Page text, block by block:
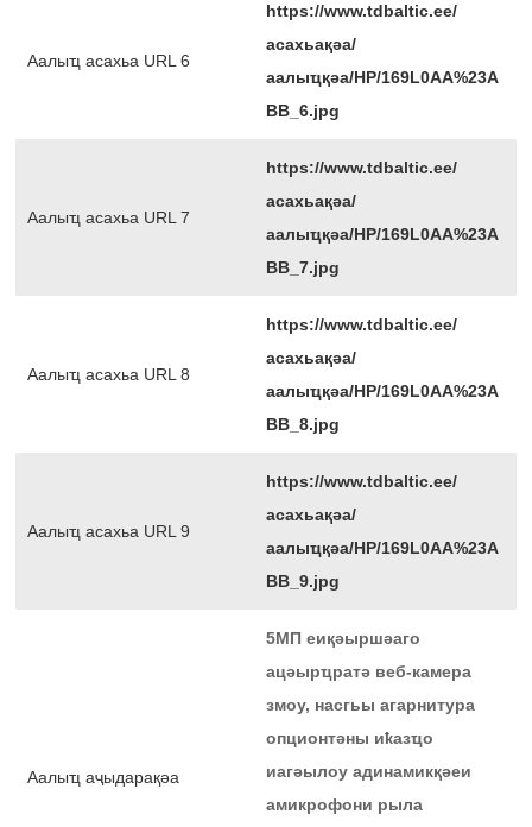
Аалыҵ асахьа URL 6
https://www.tdbaltic.ee/
асахьақәа/
аалыҵқәа/HP/169L0AA%23A
BB_6.jpg
Аалыҵ асахьа URL 7
https://www.tdbaltic.ee/
асахьақәа/
аалыҵқәа/HP/169L0AA%23A
BB_7.jpg
Аалыҵ асахьа URL 8
https://www.tdbaltic.ee/
асахьақәа/
аалыҵқәа/HP/169L0AA%23A
BB_8.jpg
Аалыҵ асахьа URL 9
https://www.tdbaltic.ee/
асахьақәа/
аалыҵқәа/HP/169L0AA%23A
BB_9.jpg
Аалыҵ аҷыдарақәа
5МП еиқәыршәаго
ацәырҵратә веб-камера
змоу, насгьы агарнитура
опционтәны иҟазҵо
иагәылоу адинамикқәеи
амикрофони рыла